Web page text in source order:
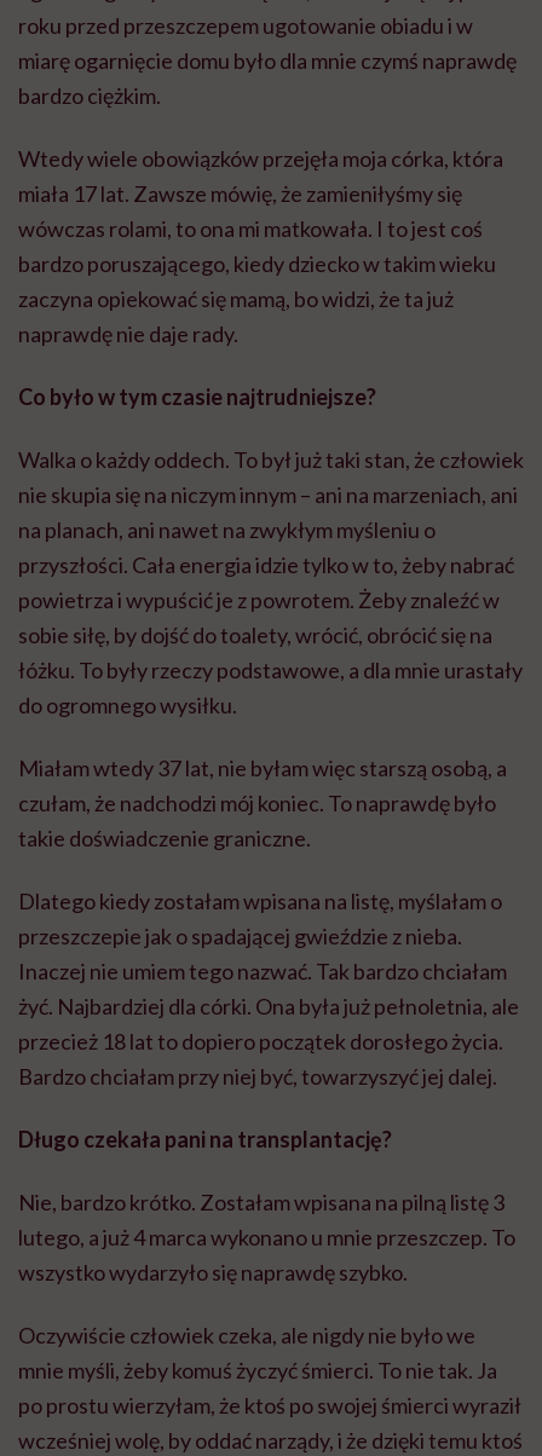
roku przed przeszczepem ugotowanie obiadu i w
miarę ogarnięcie domu było dla mnie czymś naprawdę
bardzo ciężkim.
Wtedy wiele obowiązków przejęła moja córka, która
miała 17 lat. Zawsze mówię, że zamieniłyśmy się
wówczas rolami, to ona mi matkowała. I to jest coś
bardzo poruszającego, kiedy dziecko w takim wieku
zaczyna opiekować się mamą, bo widzi, że ta już
naprawdę nie daje rady.
Co było w tym czasie najtrudniejsze?
Walka o każdy oddech. To był już taki stan, że człowiek
nie skupia się na niczym innym – ani na marzeniach, ani
na planach, ani nawet na zwykłym myśleniu o
przyszłości. Cała energia idzie tylko w to, żeby nabrać
powietrza i wypuścić je z powrotem. Żeby znaleźć w
sobie siłę, by dojść do toalety, wrócić, obrócić się na
łóżku. To były rzeczy podstawowe, a dla mnie urastały
do ogromnego wysiłku.
Miałam wtedy 37 lat, nie byłam więc starszą osobą, a
czułam, że nadchodzi mój koniec. To naprawdę było
takie doświadczenie graniczne.
Dlatego kiedy zostałam wpisana na listę, myślałam o
przeszczepie jak o spadającej gwieździe z nieba.
Inaczej nie umiem tego nazwać. Tak bardzo chciałam
żyć. Najbardziej dla córki. Ona była już pełnoletnia, ale
przecież 18 lat to dopiero początek dorosłego życia.
Bardzo chciałam przy niej być, towarzyszyć jej dalej.
Długo czekała pani na transplantację?
Nie, bardzo krótko. Zostałam wpisana na pilną listę 3
lutego, a już 4 marca wykonano u mnie przeszczep. To
wszystko wydarzyło się naprawdę szybko.
Oczywiście człowiek czeka, ale nigdy nie było we
mnie myśli, żeby komuś życzyć śmierci. To nie tak. Ja
po prostu wierzyłam, że ktoś po swojej śmierci wyraził
wcześniej wolę, by oddać narządy, i że dzięki temu ktoś